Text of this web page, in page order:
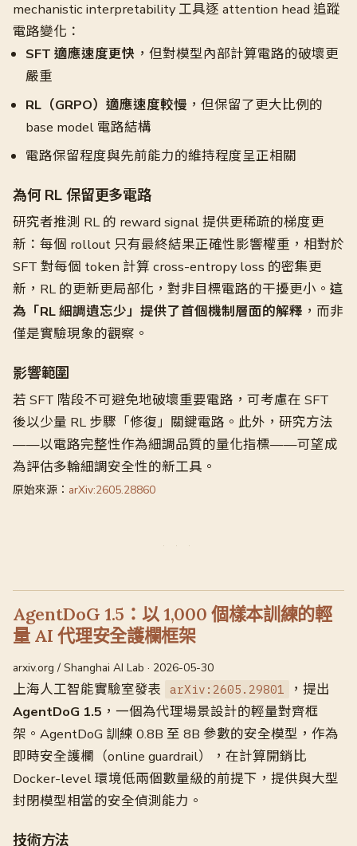
mechanistic interpretability 工具逐 attention head 追蹤
電路變化：
SFT 適應速度更快 ，但對模型內部計算電路的破壞更
嚴重
RL（GRPO）適應速度較慢 ，但保留了更大比例的
base model 電路結構
電路保留程度與先前能力的維持程度呈正相關
為何 RL 保留更多電路
研究者推測 RL 的 reward signal 提供更稀疏的梯度更
新：每個 rollout 只有最終結果正確性影響權重，相對於
SFT 對每個 token 計算 cross-entropy loss 的密集更
新，RL 的更新更局部化，對非目標電路的干擾更小。 這
為「RL 細調遺忘少」提供了首個機制層面的解釋 ，而非
僅是實驗現象的觀察。
影響範圍
若 SFT 階段不可避免地破壞重要電路，可考慮在 SFT
後以少量 RL 步驟「修復」關鍵電路。此外，研究方法
——以電路完整性作為細調品質的量化指標——可望成
為評估多輪細調安全性的新工具。
原始來源： arXiv:2605.28860
AgentDoG 1.5：以 1,000 個樣本訓練的輕
量 AI 代理安全護欄框架
arxiv.org / Shanghai AI Lab · 2026-05-30
上海人工智能實驗室發表 arXiv:2605.29801
，提出
AgentDoG 1.5 ，一個為代理場景設計的輕量對齊框
架。AgentDoG 訓練 0.8B 至 8B 參數的安全模型，作為
即時安全護欄（online guardrail），在計算開銷比
Docker-level 環境低兩個數量級的前提下，提供與大型
封閉模型相當的安全偵測能力。
技術方法